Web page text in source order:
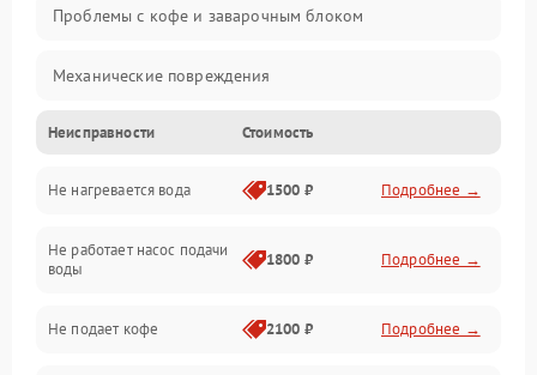
Проблемы с кофе и заварочным блоком
Механические повреждения
Прочие неисправности
Включение и работа
Проблемы с водой
Неисправности Стоимость
Не нагревается вода 1500 ₽ Подробнее →
Не работает насос подачи
воды
1800 ₽ Подробнее →
Не подает кофе 2100 ₽ Подробнее →